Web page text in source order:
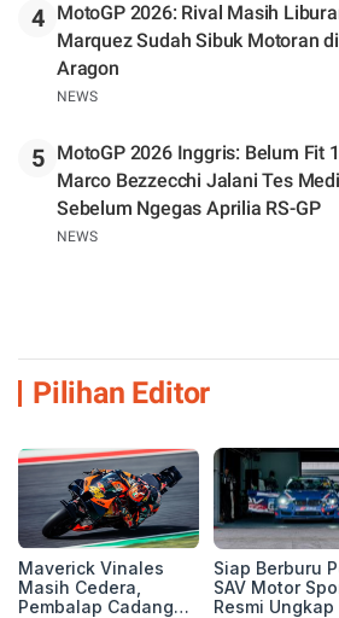
4
MotoGP 2026: Rival Masih
Marquez Sudah Sibuk Motoran di
Aragon
NEWS
5
MotoGP 2026 Inggris: Belum Fit
Marco Bezzecchi Jalani Tes
Sebelum Ngegas Aprilia RS-GP
NEWS
Pilihan Editor
Maverick Vinales
Masih Cedera,
Pembalap Cadangan
Siap Berburu
SAV Motor
Resmi Ungkap